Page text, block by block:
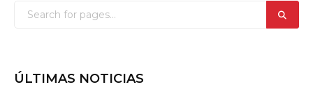
ÚLTIMAS NOTICIAS